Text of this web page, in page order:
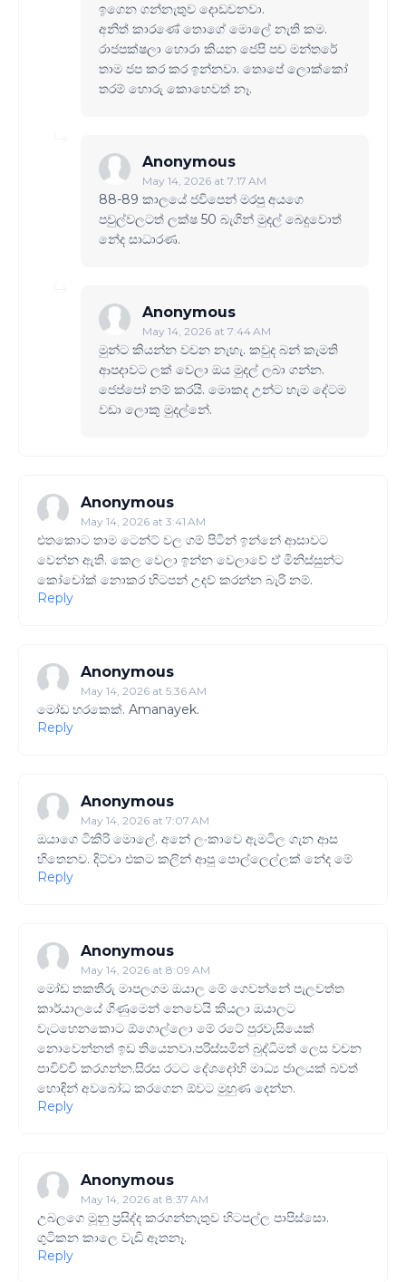
ඉගෙන ගන්නැතුව දොඩවනවා.
අනිත් කාරණේ තොගේ මොලේ නැති කම.
රාජපක්ෂලා හොරා කියන ජෙපි පච මන්තරේ
තාම ජප කර කර ඉන්නවා. තොපේ ලොක්කෝ
තරම් හොරු කොහෙවත් නෑ.
Anonymous
May 14, 2026 at 7:17 AM
88-89 කාලයේ ජවිපෙන් මරපු අයගෙ
පවුල්වලටත් ලක්ෂ 50 බැගින් මුදල් බෙදුවොත්
නේද සාධාරණ.
Anonymous
May 14, 2026 at 7:44 AM
මුන්ට කියන්න වචන නැහැ. කවුද බන් කැමති
ආපදාවට ලක් වෙලා ඔය මුදල් ලබා ගන්න.
ජෙප්පෝ නම් කරයි. මොකද උන්ට හැම දේටම
වඩා ලොකු මුදල්නේ.
Anonymous
May 14, 2026 at 3:41 AM
එතකොට තාම ටෙන්ට් වල ගම් පිටින් ඉන්නේ ආසාවට
වෙන්න ඇති. කෙල වෙලා ඉන්න වෙලාවේ ඒ මිනිස්සුන්ට
කෝචෝක් නොකර හිටපන් උදව් කරන්න බැරි නම්.
Reply
Anonymous
May 14, 2026 at 5:36 AM
මෝඩ හරකෙක්. Amanayek.
Reply
Anonymous
May 14, 2026 at 7:07 AM
ඔයාගෙ ටිකිරි මොලේ. අනේ ලංකාවෙ ඇමටිල ගැන ආස
හිතෙනව. දිට්වා එකට කලින් ආපු පොල්ලෙල්ලක් නේද මේ
Reply
Anonymous
May 14, 2026 at 8:09 AM
මෝඩ තකතීරු මාපලගම ඔයාල මේ ගෙවන්නේ පැලවත්ත
කාර්යාලයේ ගිණුමෙන් නෙවෙයි කියලා ඔයාලට
වැටහෙනකොට ඕගොල්ලො මේ රටේ පුරවැසියෙක්
නොවෙන්නත් ඉඩ තියෙනවා.පරිස්සමින් බුද්ධිමත් ලෙස වචන
පාවිච්චි කරගන්න.සිරස රටට දේශදෝහි මාධ්‍ය ජාලයක් බවත්
හොඳින් අවබෝධ කරගෙන ඕවට මුහුණ දෙන්න.
Reply
Anonymous
May 14, 2026 at 8:37 AM
උබලගෙ මූනු ප්‍රසිද්ද කරගන්නැතුව හිටපල්ල පාපිස්සො.
ගුටිකන කාලෙ වැඩි ඈතනෑ.
Reply